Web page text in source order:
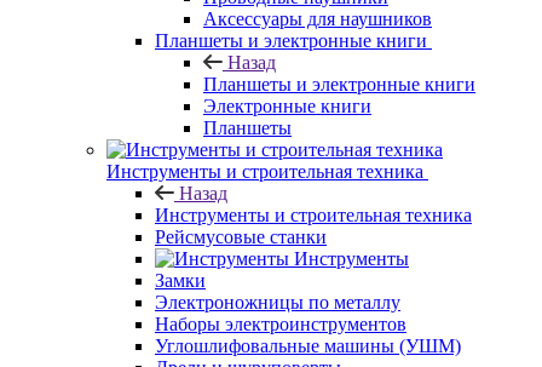
Аксессуары для наушников
Планшеты и электронные книги
Назад
Планшеты и электронные книги
Электронные книги
Планшеты
Инструменты и строительная техника
Назад
Инструменты и строительная техника
Рейсмусовые станки
Инструменты
Замки
Электроножницы по металлу
Наборы электроинструментов
Углошлифовальные машины (УШМ)